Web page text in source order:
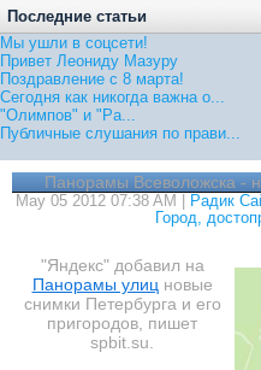
Последние статьи
Мы ушли в соцсети!
Привет Леониду Мазуру
Поздравление с 8 марта!
Сегодня как никогда важна о...
"Олимпов" и "Ра...
Публичные слушания по прави...
Панорамы Всеволожска -
May 05 2012 07:38 AM | Радик
Город,
"Яндекс" добавил на
Панорамы улиц новые
снимки Петербурга и его
пригородов, пишет
spbit.su.